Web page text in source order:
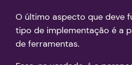
O último aspecto que deve
tipo de implementação é a
de ferramentas.